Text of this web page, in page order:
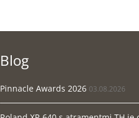
Blog
Pinnacle Awards 2026 03.08.2026